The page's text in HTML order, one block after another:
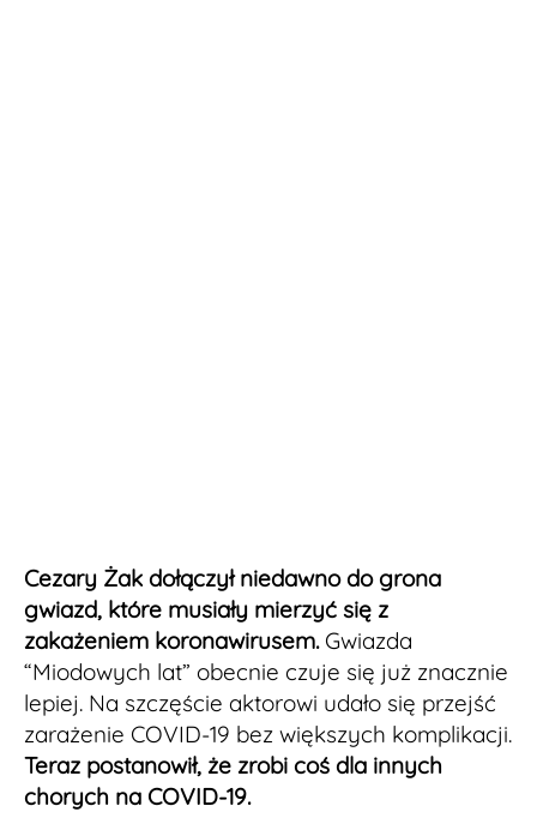
Cezary Żak dołączył niedawno do grona
gwiazd, które musiały mierzyć się z
zakażeniem koronawirusem.Gwiazda
“Miodowych lat” obecnie czuje się już znacznie
lepiej. Na szczęście aktorowi udało się przejść
zarażenie COVID-19 bez większych komplikacji.
Teraz postanowił, że zrobi coś dla innych
chorych na COVID-19.